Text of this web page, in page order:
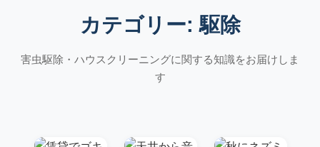
カテゴリー:駆除
害虫駆除・ハウスクリーニングに関する知識をお届けしま
す